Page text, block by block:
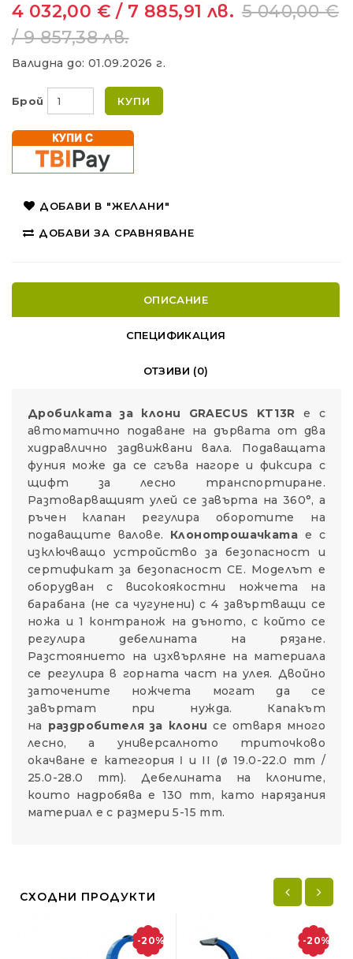
4 032,00 € / 7 885,91 лв. 5 040,00 €
/ 9 857,38 лв.
Валидна до: 01.09.2026 г.
Брой КУПИ
ДОБАВИ В "ЖЕЛАНИ"
ДОБАВИ ЗА СРАВНЯВАНЕ
ОПИСАНИЕ
СПЕЦИФИКАЦИЯ
ОТЗИВИ (0)
Дробилката за клони GRAECUS KT13R е с
автоматично подаване на дървата от два
хидравлично задвижвани вала. Подаващата
фуния може да се сгъва нагоре и фиксира с
щифт за лесно транспортиране.
Разтоварващият улей се завърта на 360°, а
ръчен клапан регулира оборотите на
подаващите валове. Клонотрошачката е с
изключващо устройство за безопасност и
сертификат за безопасност CE. Моделът е
оборудван с високоякостни ножчета на
барабана (не са чугунени) с 4 завъртващи се
ножа и 1 контранож на дъното, с който се
регулира дебелината на рязане.
Разстоянието на изхвърляне на материала
се регулира в горната част на улея. Двойно
заточените ножчета могат да се
завъртат при нужда. Капакът
на раздробителя за клони се отваря много
лесно, а универсалното триточково
окачване е категория Ι и II (ø 19.0-22.0 mm /
25.0-28.0 mm). Дебелината на клоните,
които надробява е 130 mm, като нарязания
материал е с размери 5-15 mm.
СХОДНИ ПРОДУКТИ
-20% -20%